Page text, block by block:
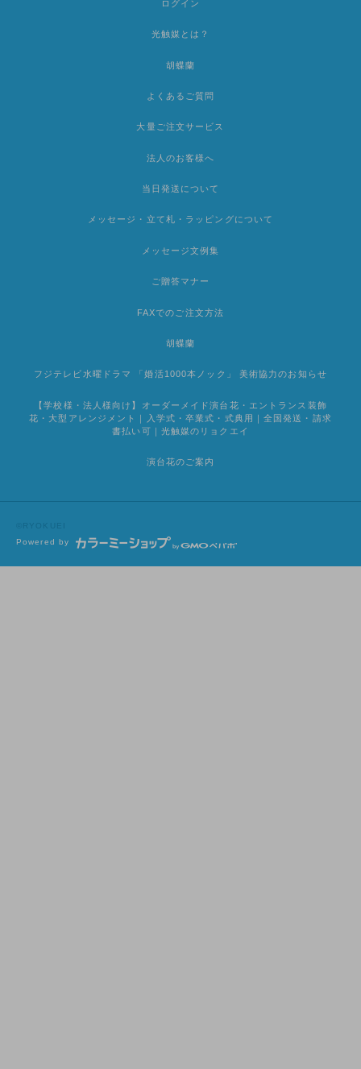
ログイン
光触媒とは？
胡蝶蘭
よくあるご質問
大量ご注文サービス
法人のお客様へ
当日発送について
メッセージ・立て札・ラッピングについて
メッセージ文例集
ご贈答マナー
FAXでのご注文方法
胡蝶蘭
フジテレビ水曜ドラマ 「婚活1000本ノック」 美術協力のお知らせ
【学校様・法人様向け】オーダーメイド演台花・エントランス装飾
花・大型アレンジメント｜入学式・卒業式・式典用｜全国発送・請求
書払い可｜光触媒のリョクエイ
演台花のご案内
©RYOKUEI
Powered by